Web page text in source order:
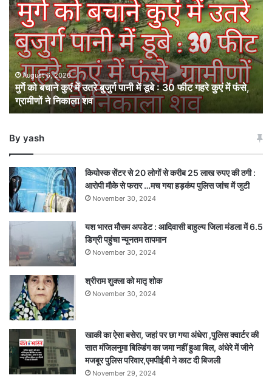
बचाने
कुएं
में
उतरे
बुजुर्ग
पानी
में
डूबे
:
फीट
में
फंसे,
ग्रामीणों
ने
निकाला
शव
August 6, 2026
मुर्गे को बचाने कुएं में उतरे बुजुर्ग पानी में डूबे : 30 फीट गहरे कुएं में फंसे,
ग्रामीणों ने निकाला शव
By yash
कियोस्क सेंटर से 20 लोगों से करीब 25 लाख रुपए की ठगी :
आरोपी मौके से फरार …मच गया हड़कंप पुलिस जांच में जुटी
November 30, 2024
यश भारत मौसम अपडेट : आदिवासी बाहुल्य जिला मंडला में 6.5
डिग्री पहुंचा न्यूनतम तापमान
November 30, 2024
श्रीराम शुक्ला को मातृ शोक
November 30, 2024
खाकी का ऐसा बसेरा, जहां पर छा गया अंधेरा ,पुलिस क्वार्टर की
सात मंजिलनुमा बिल्डिंग का जमा नहीं हुआ बिल, अंधेरे में जीने
मजबूर पुलिस परिवार,एमपीईबी ने काट दी बिजली
November 29, 2024